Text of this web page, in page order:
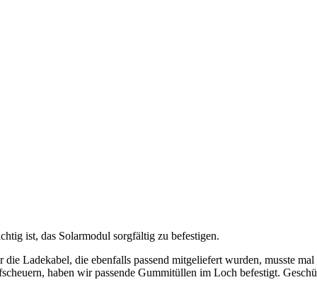
ist, das Solarmodul sorgfältig zu befestigen.
die Ladekabel, die ebenfalls passend mitgeliefert wurden, musste
haben wir passende Gummitüllen im Loch befestigt.